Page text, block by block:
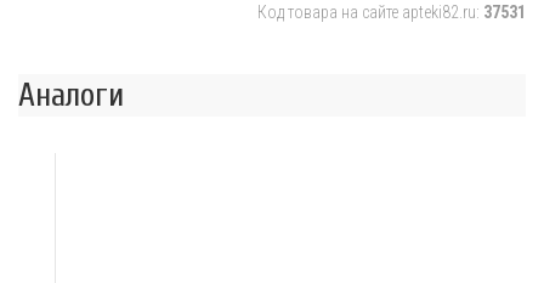
Код товара на сайте apteki82.ru: 37531
Аналоги